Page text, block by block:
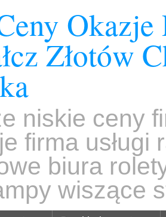
Złotów
niskie ceny
firma usługi
biura
wiszące